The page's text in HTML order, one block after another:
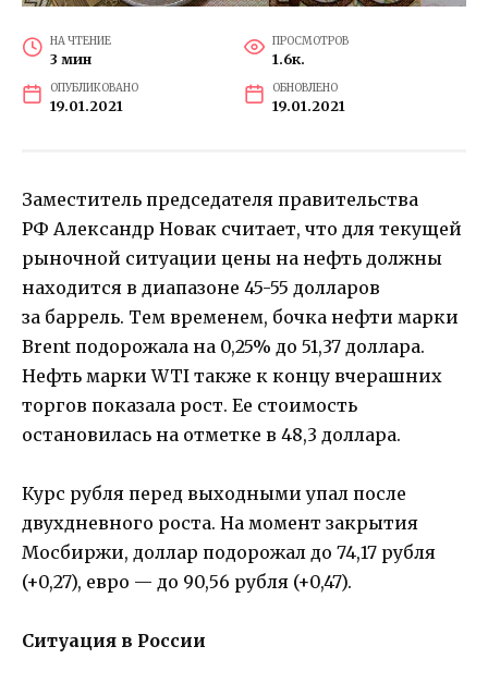
НА ЧТЕНИЕ
3 мин
ПРОСМОТРОВ
1.6к.
ОПУБЛИКОВАНО
19.01.2021
ОБНОВЛЕНО
19.01.2021
Заместитель председателя правительства
РФ Александр Новак считает, что для текущей
рыночной ситуации цены на нефть должны
находится в диапазоне 45-55 долларов
за баррель. Тем временем, бочка нефти марки
Brent подорожала на 0,25% до 51,37 доллара.
Нефть марки WTI также к концу вчерашних
торгов показала рост. Ее стоимость
остановилась на отметке в 48,3 доллара.
Курс рубля перед выходными упал после
двухдневного роста. На момент закрытия
Мосбиржи, доллар подорожал до 74,17 рубля
(+0,27), евро — до 90,56 рубля (+0,47).
Ситуация в России